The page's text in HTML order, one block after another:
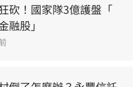
砍！國家隊3億護盤「
融股」